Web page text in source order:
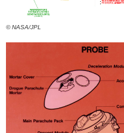
© NASA/JPL